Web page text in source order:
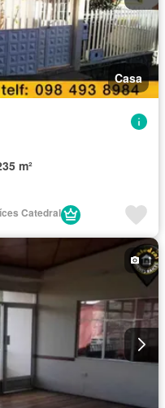
Casa
m²
Catedral